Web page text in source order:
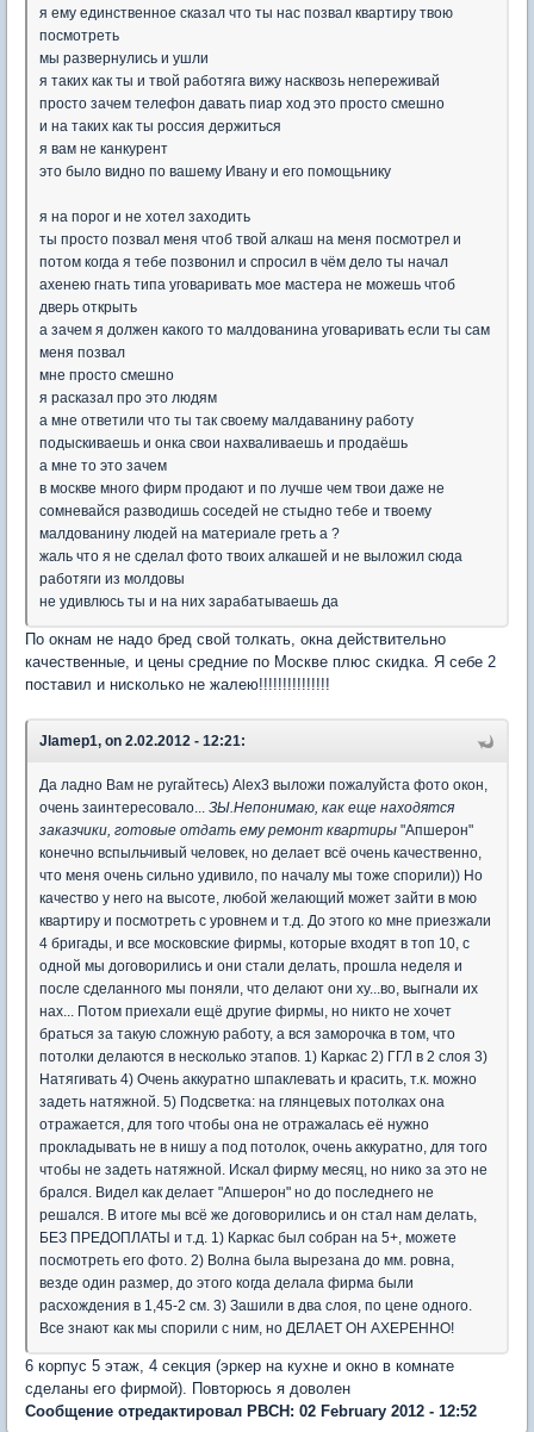
я ему единственное сказал что ты нас позвал квартиру твою
посмотреть
мы развернулись и ушли
я таких как ты и твой работяга вижу насквозь непереживай
просто зачем телефон давать пиар ход это просто смешно
и на таких как ты россия держиться
я вам не канкурент
это было видно по вашему Ивану и его помощьнику
я на порог и не хотел заходить
ты просто позвал меня чтоб твой алкаш на меня посмотрел и
потом когда я тебе позвонил и спросил в чём дело ты начал
ахенею гнать типа уговаривать мое мастера не можешь чтоб
дверь открыть
а зачем я должен какого то малдованина уговаривать если ты сам
меня позвал
мне просто смешно
я расказал про это людям
а мне ответили что ты так своему малдаванину работу
подыскиваешь и онка свои нахваливаешь и продаёшь
а мне то это зачем
в москве много фирм продают и по лучше чем твои даже не
сомневайся разводишь соседей не стыдно тебе и твоему
малдованину людей на материале греть а ?
жаль что я не сделал фото твоих алкашей и не выложил сюда
работяги из молдовы
не удивлюсь ты и на них зарабатываешь да
По окнам не надо бред свой толкать, окна действительно
качественные, и цены средние по Москве плюс скидка. Я себе 2
поставил и нисколько не жалею!!!!!!!!!!!!!!!
Jlamep1, on 2.02.2012 - 12:21:
Да ладно Вам не ругайтесь) Аlex3 выложи пожалуйста фото окон,
очень заинтересовало... ЗЫ.Непонимаю, как еще находятся
заказчики, готовые отдать ему ремонт квартиры "Апшерон"
конечно вспыльчивый человек, но делает всё очень качественно,
что меня очень сильно удивило, по началу мы тоже спорили)) Но
качество у него на высоте, любой желающий может зайти в мою
квартиру и посмотреть с уровнем и т.д. До этого ко мне приезжали
4 бригады, и все московские фирмы, которые входят в топ 10, с
одной мы договорились и они стали делать, прошла неделя и
после сделанного мы поняли, что делают они ху...во, выгнали их
нах... Потом приехали ещё другие фирмы, но никто не хочет
браться за такую сложную работу, а вся заморочка в том, что
потолки делаются в несколько этапов. 1) Каркас 2) ГГЛ в 2 слоя 3)
Натягивать 4) Очень аккуратно шпаклевать и красить, т.к. можно
задеть натяжной. 5) Подсветка: на глянцевых потолках она
отражается, для того чтобы она не отражалась её нужно
прокладывать не в нишу а под потолок, очень аккуратно, для того
чтобы не задеть натяжной. Искал фирму месяц, но нико за это не
брался. Видел как делает "Апшерон" но до последнего не
решался. В итоге мы всё же договорились и он стал нам делать,
БЕЗ ПРЕДОПЛАТЫ и т.д. 1) Каркас был собран на 5+, можете
посмотреть его фото. 2) Волна была вырезана до мм. ровна,
везде один размер, до этого когда делала фирма были
расхождения в 1,45-2 см. 3) Зашили в два слоя, по цене одного.
Все знают как мы спорили с ним, но ДЕЛАЕТ ОН АХЕРЕННО!
6 корпус 5 этаж, 4 секция (эркер на кухне и окно в комнате
сделаны его фирмой). Повторюсь я доволен
Сообщение отредактировал PBCH: 02 February 2012 - 12:52